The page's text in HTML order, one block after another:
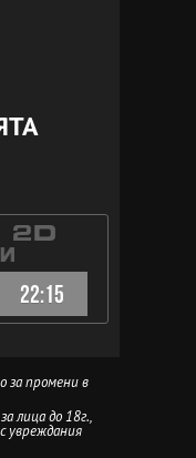
22:15
за промени в
лица до 18г.,
увреждания